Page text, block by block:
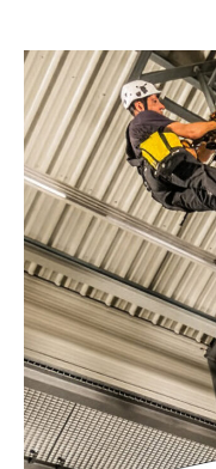
Formation
Apave
–
Encadrer
les
risques
du
travail
en
hauteur